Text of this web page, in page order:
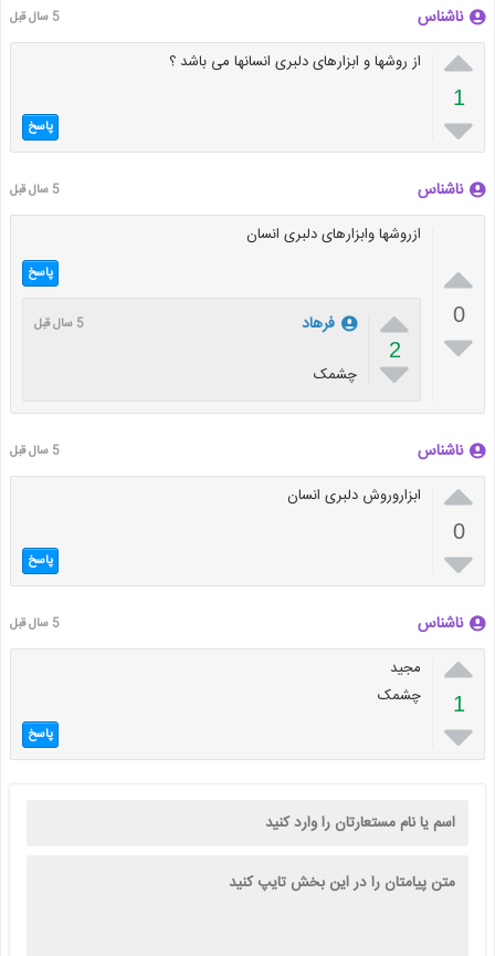
ناشناس 5 سال قبل

1

از روشها و ابزارهای دلبری انسانها می باشد ؟
پاسخ
ناشناس 5 سال قبل

0

ازروشها وابزارهای دلبری انسان
پاسخ

2

فرهاد 5 سال قبل
چشمک
ناشناس 5 سال قبل

0

ابزاروروش دلبری انسان
پاسخ
ناشناس 5 سال قبل

1

مجید
چشمک
پاسخ